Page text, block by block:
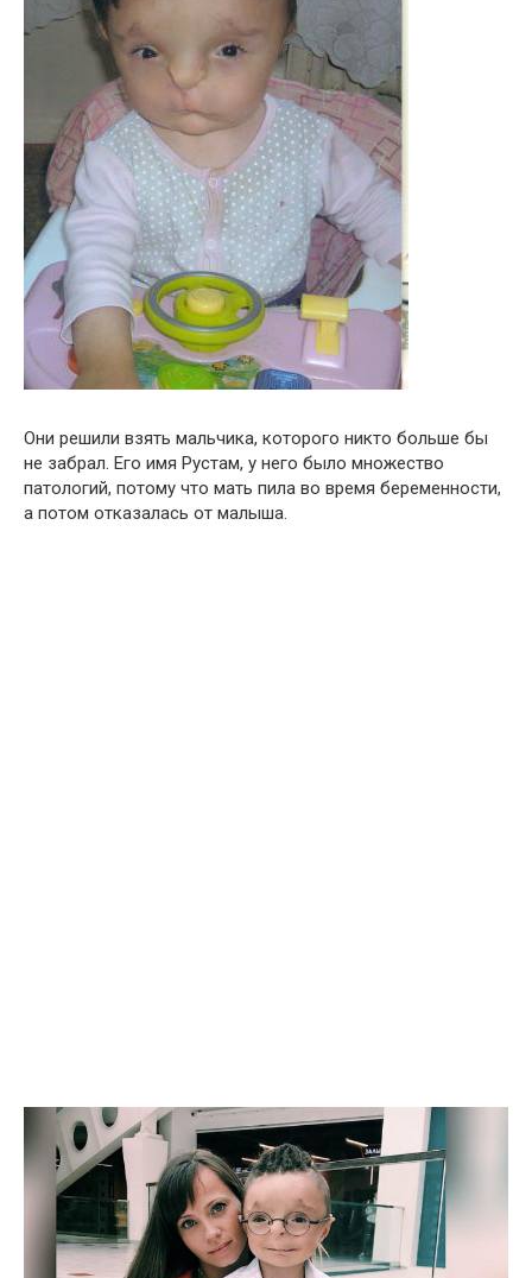
Они решили взять мальчика, которого никто больше бы
не забрал. Егo имя Рустам, у него было множество
патологий, потому что мать пила во время беременности,
а потом отказалась от малыша.